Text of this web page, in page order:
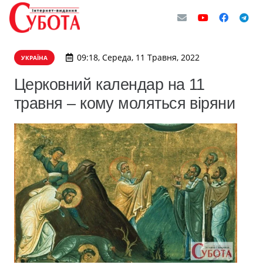
УКРАЇНА 09:18, Середа, 11 Травня, 2022
Церковний календар на 11
травня – кому моляться віряни